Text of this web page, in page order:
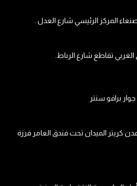
برافو سنتر
كريتر الميدان تحت فندق العامر فرزة
المركز الرئيسي شارع العدل .
الغربي تقاطع شارع الرباط.